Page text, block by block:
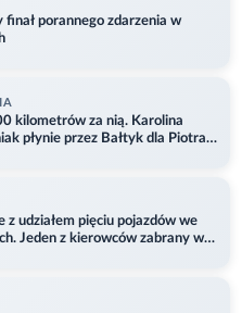
finał porannego zdarzenia w
kilometrów za nią. Karolina
płynie przez Bałtyk dla Piotra.
z udziałem pięciu pojazdów we
Jeden z kierowców zabrany w